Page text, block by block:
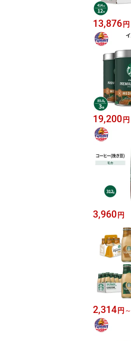
13,876 円
19,200 円
3,960 円
2,314 円 ～